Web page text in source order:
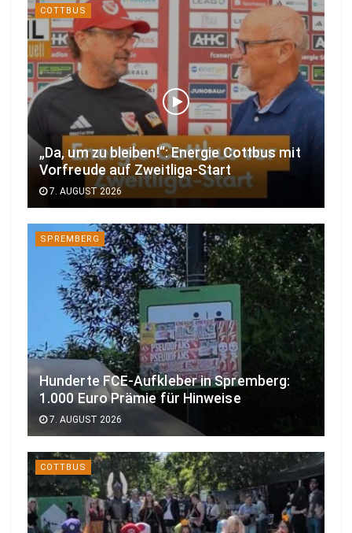
COTTBUS
„Da, um zu bleiben!“: Energie Cottbus mit
Vorfreude auf Zweitliga-Start
7. AUGUST 2026
SPREMBERG
Hunderte FCE-Aufkleber in Spremberg:
1.000 Euro Prämie für Hinweise
7. AUGUST 2026
COTTBUS